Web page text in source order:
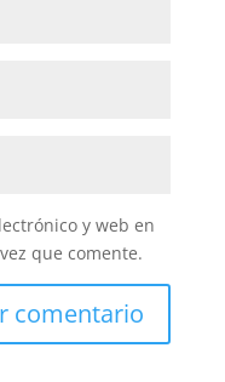
y web en
que comente.